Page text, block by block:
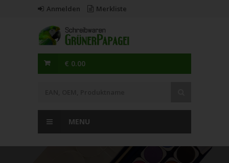
Anmelden Merkliste
€ 0.00
MENU